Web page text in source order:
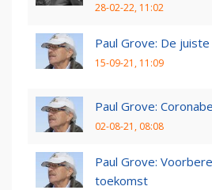
28-02-22, 11:02
Paul Grove: De
15-09-21, 11:09
Paul Grove:
02-08-21, 08:08
Paul Grove:
toekomst